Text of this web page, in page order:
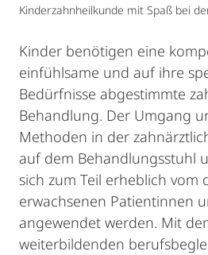
Kinderzahnheilkunde mit Spaß bei
Kinder benötigen eine
einfühlsame und auf ihre
Bedürfnisse abgestimmte
Behandlung. Der Umgang
Methoden in der
auf dem Behandlungsstuhl
sich zum Teil erheblich vom
erwachsenen Patientinnen
angewendet werden. Mit
weiterbildenden